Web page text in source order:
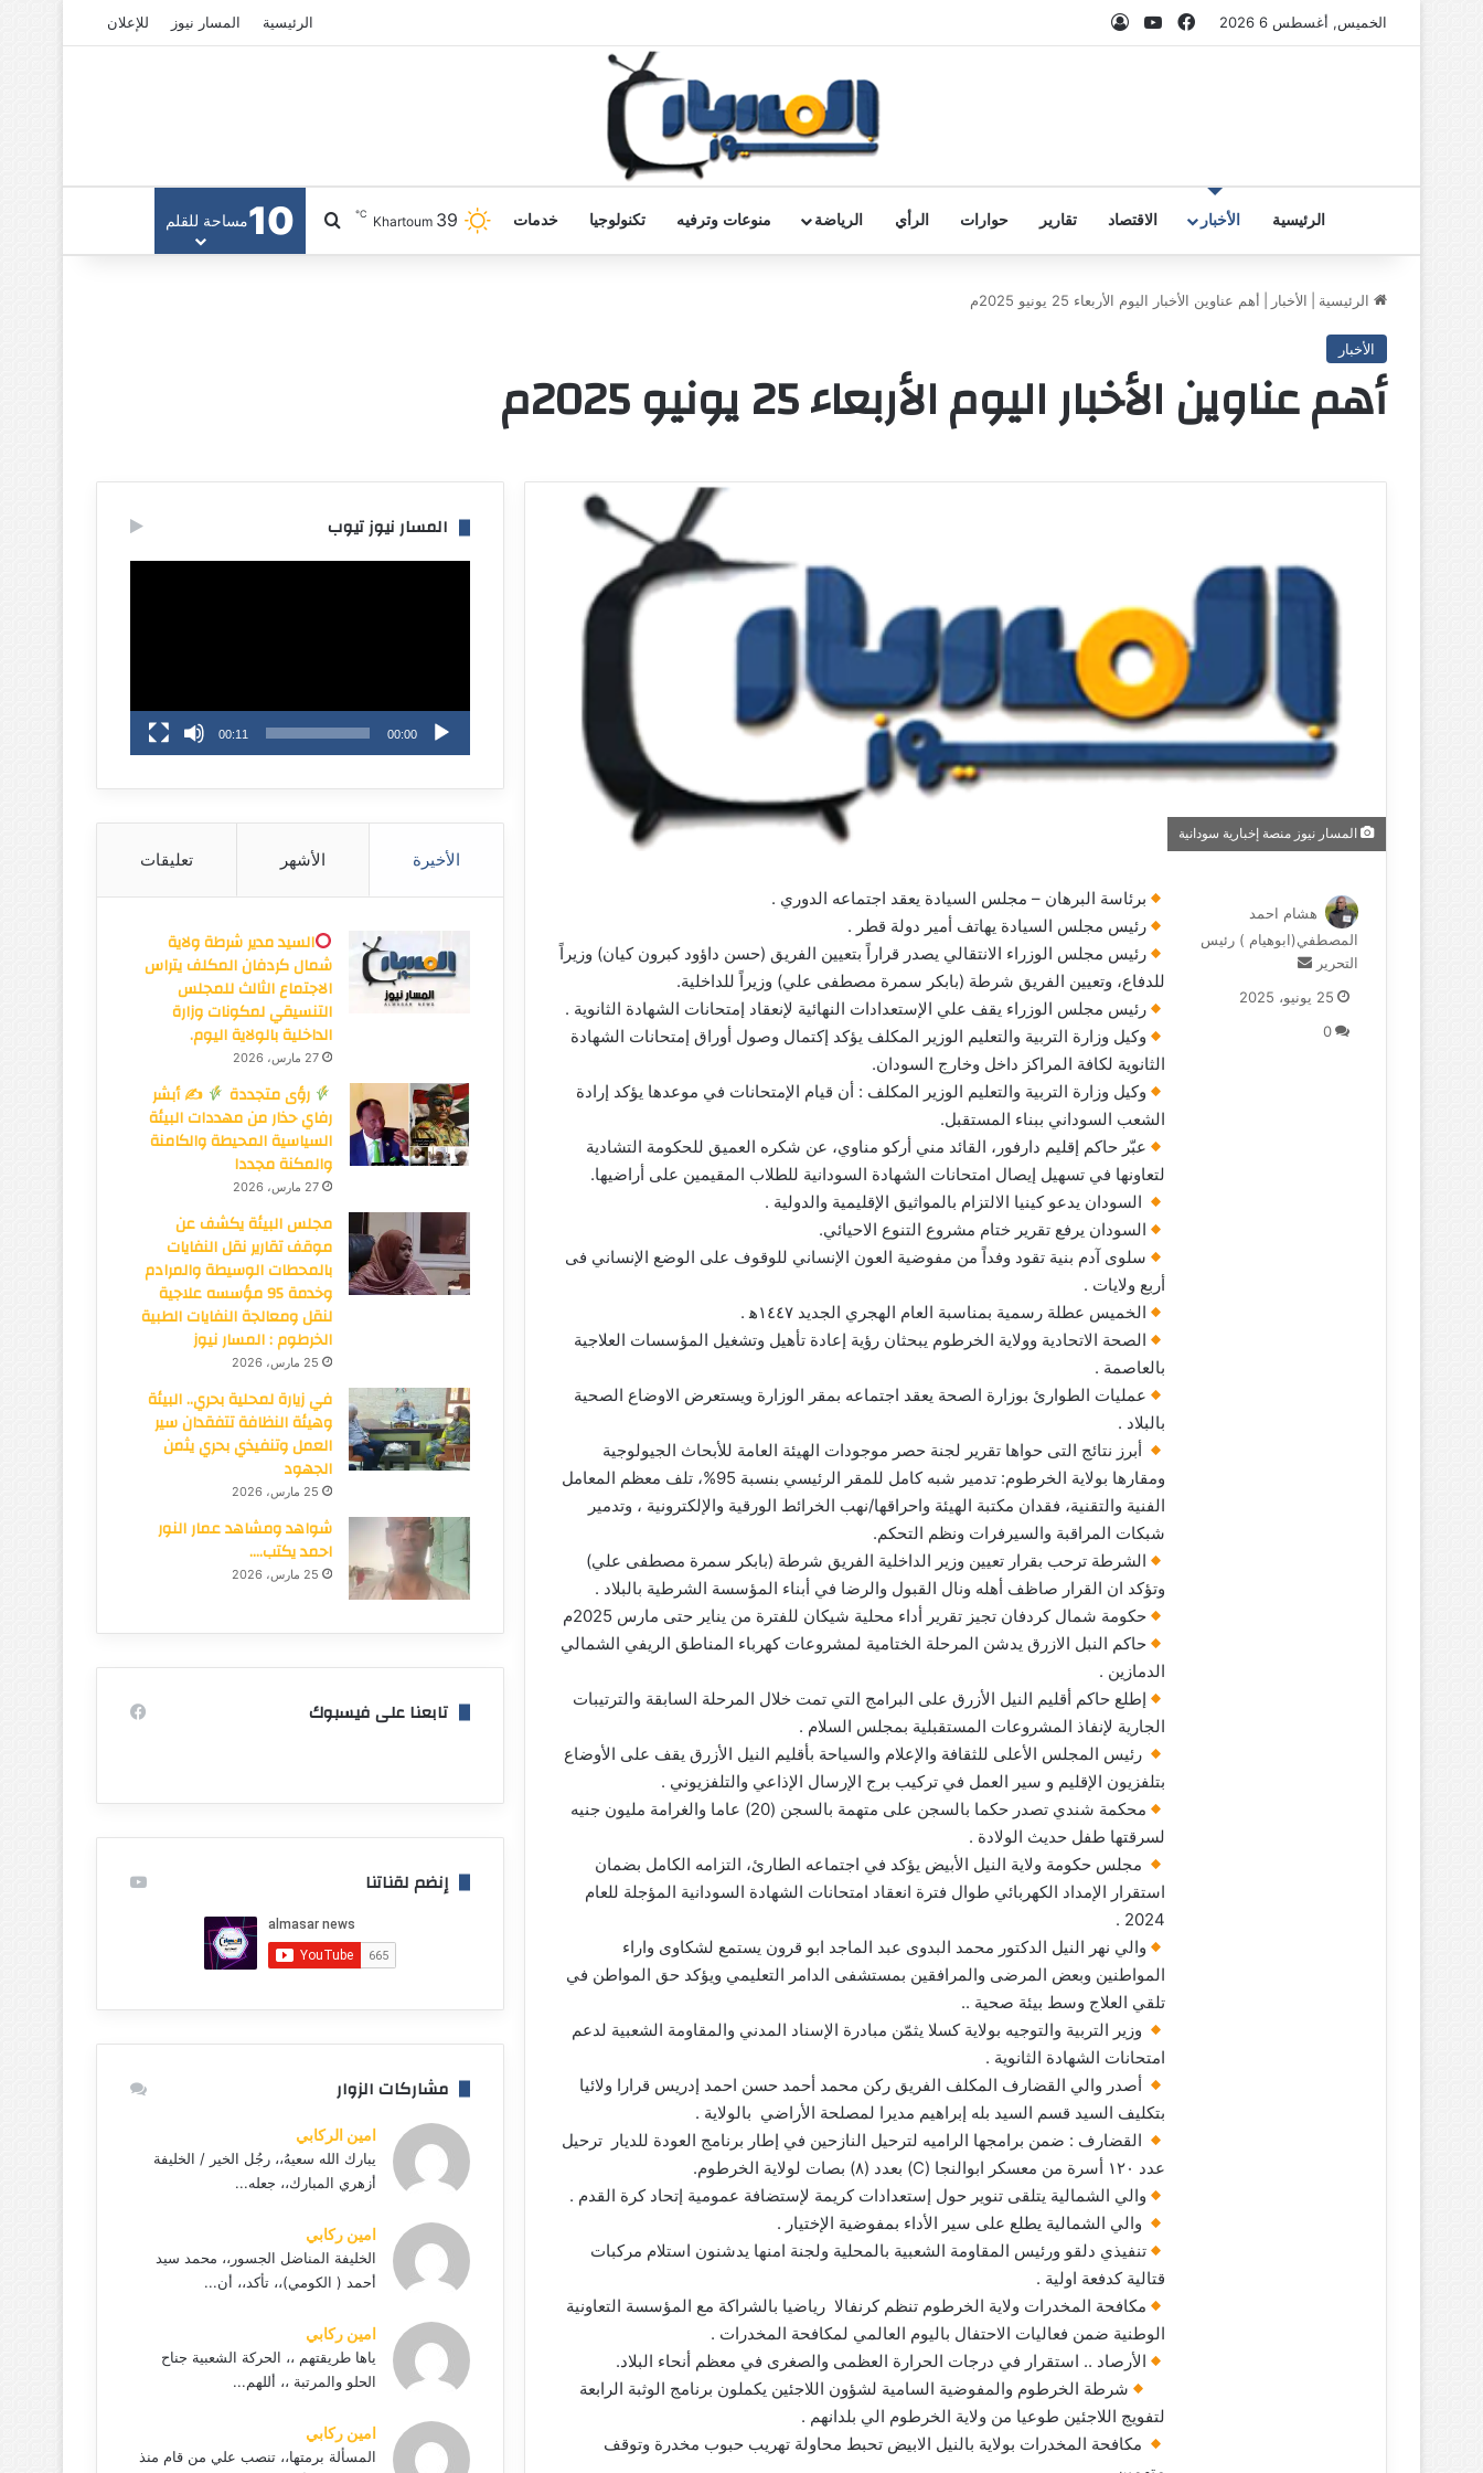
الخميس, أغسطس 6 2026 فيسبوك‫YouTube الرئيسية المسار نيوز للإعلان
الرئيسية الأخبار الاقتصاد تقارير حوارات الرأي الرياضة منوعات وترفيه تكنولوجيا خدمات Khartoum 39
℃ بحث عن
10مساحة للقلم
الرئيسية الأخبار أهم عناوين الأخبار اليوم الأربعاء 25 يونيو 2025م
الأخبار
أهم عناوين الأخبار اليوم الأربعاء 25 يونيو 2025م
المسار نيوز منصة إخبارية سودانية
برئاسة البرهان – مجلس السيادة يعقد اجتماعه الدوري .
رئيس مجلس السيادة يهاتف أمير دولة قطر .
رئيس مجلس الوزراء الانتقالي يصدر قراراً بتعيين الفريق (حسن داؤود كبرون كيان) وزيراً
للدفاع، وتعيين الفريق شرطة (بابكر سمرة مصطفى علي) وزيراً للداخلية.
رئيس مجلس الوزراء يقف علي الإستعدادات النهائية لإنعقاد إمتحانات الشهادة الثانوية .
وكيل وزارة التربية والتعليم الوزير المكلف يؤكد إكتمال وصول أوراق إمتحانات الشهادة
الثانوية لكافة المراكز داخل وخارج السودان.
وكيل وزارة التربية والتعليم الوزير المكلف : أن قيام الإمتحانات في موعدها يؤكد إرادة
الشعب السوداني ببناء المستقبل.
عبّر حاكم إقليم دارفور، القائد مني أركو مناوي، عن شكره العميق للحكومة التشادية
لتعاونها في تسهيل إيصال امتحانات الشهادة السودانية للطلاب المقيمين على أراضيها.
السودان يدعو كينيا الالتزام بالمواثيق الإقليمية والدولية .
السودان يرفع تقرير ختام مشروع التنوع الاحيائي.
سلوى آدم بنية تقود وفداً من مفوضية العون الإنساني للوقوف على الوضع الإنساني فى
أربع ولايات .
الخميس عطلة رسمية بمناسبة العام الهجري الجديد ١٤٤٧ه‍ .
الصحة الاتحادية وولاية الخرطوم يبحثان رؤية إعادة تأهيل وتشغيل المؤسسات العلاجية
بالعاصمة .
عمليات الطوارئ بوزارة الصحة يعقد اجتماعه بمقر الوزارة ويستعرض الاوضاع الصحية
بالبلاد .
أبرز نتائج التى حواها تقرير لجنة حصر موجودات الهيئة العامة للأبحاث الجيولوجية
ومقارها بولاية الخرطوم: تدمير شبه كامل للمقر الرئيسي بنسبة 95%، تلف معظم المعامل
الفنية والتقنية، فقدان مكتبة الهيئة واحراقها/نهب الخرائط الورقية والإلكترونية ، وتدمير
شبكات المراقبة والسيرفرات ونظم التحكم.
الشرطة ترحب بقرار تعيين وزير الداخلية الفريق شرطة (بابكر سمرة مصطفى علي)
وتؤكد ان القرار صاظف أهله ونال القبول والرضا في أبناء المؤسسة الشرطية بالبلاد .
حكومة شمال كردفان تجيز تقرير أداء محلية شيكان للفترة من يناير حتى مارس 2025م
حاكم النبل الازرق يدشن المرحلة الختامية لمشروعات كهرباء المناطق الريفي الشمالي
الدمازين .
إطلع حاكم أقليم النيل الأزرق على البرامج التي تمت خلال المرحلة السابقة والترتيبات
الجارية لإنفاذ المشروعات المستقبلية بمجلس السلام .
رئيس المجلس الأعلى للثقافة والإعلام والسياحة بأقليم النيل الأزرق يقف على الأوضاع
بتلفزيون الإقليم و سير العمل في تركيب برج الإرسال الإذاعي والتلفزيوني .
محكمة شندي تصدر حكما بالسجن على متهمة بالسجن (20) عاما والغرامة مليون جنيه
لسرقتها طفل حديث الولادة .
مجلس حكومة ولاية النيل الأبيض يؤكد في اجتماعه الطارئ، التزامه الكامل بضمان
استقرار الإمداد الكهربائي طوال فترة انعقاد امتحانات الشهادة السودانية المؤجلة للعام
2024 .
والي نهر النيل الدكتور محمد البدوى عبد الماجد ابو قرون يستمع لشكاوى واراء
المواطنين وبعض المرضى والمرافقين بمستشفى الدامر التعليمي ويؤكد حق المواطن في
تلقي العلاج وسط بيئة صحية ..
وزير التربية والتوجيه بولاية كسلا يثمّن مبادرة الإسناد المدني والمقاومة الشعبية لدعم
امتحانات الشهادة الثانوية .
أصدر والي القضارف المكلف الفريق ركن محمد أحمد حسن احمد إدريس قرارا ولائيا
بتكليف السيد قسم السيد بله إبراهيم مديرا لمصلحة الأراضي بالولاية .
القضارف : ضمن برامجها الراميه لترحيل النازحين في إطار برنامج العودة للديار ترحيل
عدد ١٢٠ أسرة من معسكر ابوالنجا (C) بعدد (٨) بصات لولاية الخرطوم.
والي الشمالية يتلقى تنوير حول إستعدادات كريمة لإستضافة عمومية إتحاد كرة القدم .
والي الشمالية يطلع على سير الأداء بمفوضية الإختيار .
تنفيذي دلقو ورئيس المقاومة الشعبية بالمحلية ولجنة امنها يدشنون استلام مركبات
قتالية كدفعة اولية .
مكافحة المخدرات ولاية الخرطوم تنظم كرنفالا رياضيا بالشراكة مع المؤسسة التعاونية
الوطنية ضمن فعاليات الاحتفال باليوم العالمي لمكافحة المخدرات .
الأرصاد .. استقرار في درجات الحرارة العظمى والصغرى في معظم أنحاء البلاد.
شرطة الخرطوم والمفوضية السامية لشؤون اللاجئين يكملون برنامج الوثبة الرابعة
لتفويج اللاجئين طوعيا من ولاية الخرطوم الي بلدانهم .
مكافحة المخدرات بولاية بالنيل الابيض تحبط محاولة تهريب حبوب مخدرة وتوقف
هشام احمد
المصطفي(ابوهيام ) رئيس
التحرير
س
25 يونيو، 2025
0
المسار نيوز تيوب
00:00
00:11
الأخيرة الأشهر تعليقات
السيد مدير شرطة ولاية
شمال كردفان المكلف يتراس
الاجتماع الثالث للمجلس
التنسيقي لمكونات وزارة
الداخلية بالولاية اليوم.
27 مارس، 2026
رؤى متجددة ✍أبشر
رفاي حذار من مهددات البيئة
السياسية المحيطة والكامنة
والمكنة مجددا
27 مارس، 2026
مجلس البيئة يكشف عن
موقف تقارير نقل النفايات
بالمحطات الوسيطة والمرادم
وخدمة 95 مؤسسه علاجية
لنقل ومعالجة النفايات الطبية
الخرطوم : المسار نيوز
25 مارس، 2026
في زيارة لمحلية بحري.. البيئة
وهيئة النظافة تتفقدان سير
العمل وتنفيذي بحري يثمن
الجهود
25 مارس، 2026
شواهد ومشاهد عمار النور
احمد يكتب….
25 مارس، 2026
تابعنا على فيسبوك
إنضم لقناتنا
مشاركات الزوار
امين الركابي
يبارك الله سعيهُ،، رجُل الخير / الخليفة
أزهري المبارك،، جعله...
امين ركابي
الخليفة المناضل الجسور،، محمد سيد
أحمد ( الكومي)،، تأكد،، أن...
امين ركابي
ياها طريقتهم ،، الحركة الشعبية جناح
الحلو والمرتبة ،، أللهم...
امين ركابي
المسألة برمتها،، تنصب علي من قام منذ